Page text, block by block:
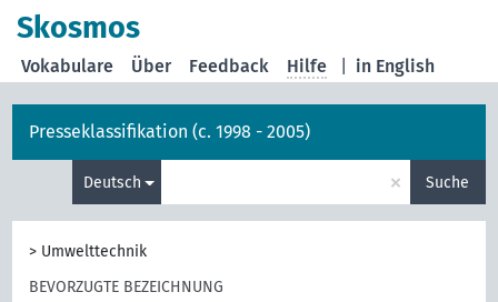
Skosmos
in English
Vokabulare Über Feedback Hilfe
Presseklassifikation (c. 1998 - 2005)
Deutsch × Suche
> Umwelttechnik
BEVORZUGTE BEZEICHNUNG